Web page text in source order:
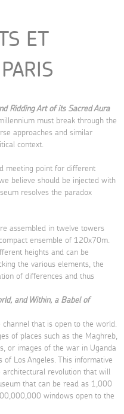
ET
Ridding Art of its Sacred Aura
must break through the
approaches and similar
context.
meeting point for different
believe should be injected with
resolves the paradox
assembled in twelve towers
ensemble of 120x70m.
heights and can be
the various elements, the
of differences and thus
and Within, a Babel of
that is open to the world.
of places such as the Maghreb,
or images of the war in Uganda
Los Angeles. This informative
revolution that will
that can be read as 1,000
windows open to the